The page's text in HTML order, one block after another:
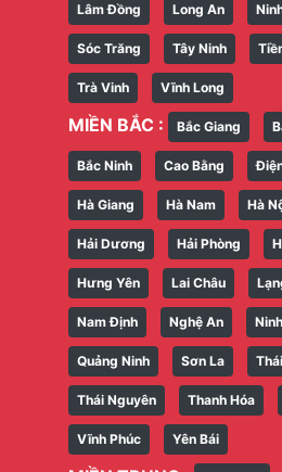
Lâm Đồng Long An
Sóc Trăng Tây Ninh
Trà Vinh Vĩnh Long
MIỀN BẮC : Bắc Giang
Bắc Ninh Cao Bằng
Hà Giang Hà Nam Hà
Hải Dương Hải Phòng
Hưng Yên Lai Châu
Nam Định Nghệ An
Quảng Ninh Sơn La
Thái Nguyên Thanh Hóa
Vĩnh Phúc Yên Bái